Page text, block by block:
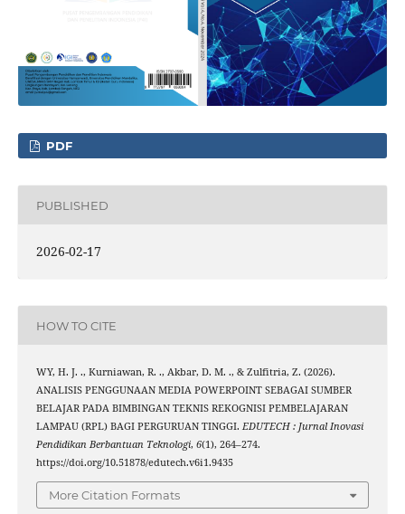
PDF
PUBLISHED
2026-02-17
HOW TO CITE
WY, H. J. ., Kurniawan, R. ., Akbar, D. M. ., & Zulfitria, Z. (2026).
ANALISIS PENGGUNAAN MEDIA POWERPOINT SEBAGAI SUMBER
BELAJAR PADA BIMBINGAN TEKNIS REKOGNISI PEMBELAJARAN
LAMPAU (RPL) BAGI PERGURUAN TINGGI. EDUTECH : Jurnal Inovasi
Pendidikan Berbantuan Teknologi, 6(1), 264–274.
https://doi.org/10.51878/edutech.v6i1.9435
More Citation Formats